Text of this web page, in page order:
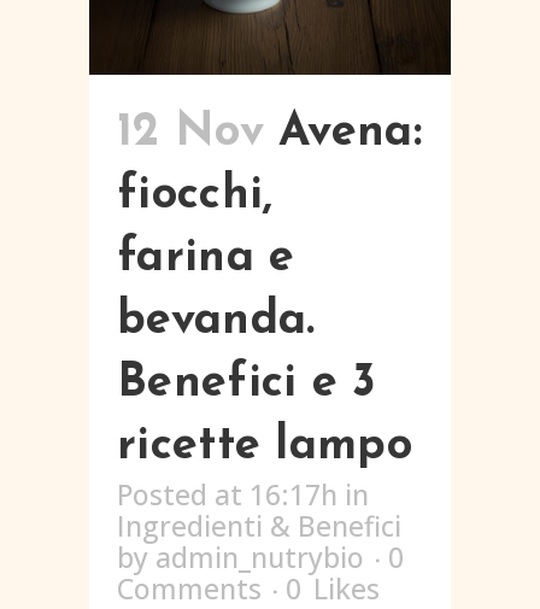
12 Nov Avena:
fiocchi,
farina e
bevanda.
Benefici e 3
ricette lampo
Posted at 16:17h in
Ingredienti & Benefici
byadmin_nutrybio
0
Comments
0 Likes